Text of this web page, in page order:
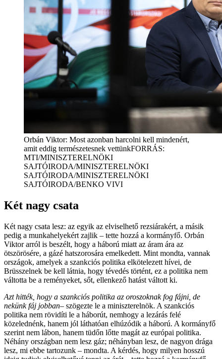
Orbán Viktor: Most azonban harcolni kell mindenért,
amit eddig természetesnek vettünkFORRÁS:
MTI/MINISZTERELNÖKI
SAJTÓIRODA/MINISZTERELNÖKI
SAJTÓIRODA/MINISZTERELNÖKI
SAJTÓIRODA/BENKO VIVI
Két nagy csata
Két nagy csata lesz: az egyik az elviselhető rezsiárakért, a másik
pedig a munkahelyekért zajlik – tette hozzá a kormányfő. Orbán
Viktor arról is beszélt, hogy a háború miatt az áram ára az
ötszörösére, a gázé hatszorosára emelkedett. Mint mondta, vannak
országok, amelyek a szankciós politika elkötelezett hívei, de
Brüsszelnek be kell látnia, hogy tévedés történt, ez a politika nem
váltotta be a reményeket, sőt, ellenkező hatást váltott ki.
Azt hitték, hogy a szankciós politika az oroszoknak fog fájni, de
nekünk fáj jobban– szögezte le a miniszterelnök. A szankciós
politika nem rövidíti le a háborút, nemhogy a lezárás felé
közelednénk, hanem jól láthatóan elhúzódik a háború. A kormányfő
szerint nem lábon, hanem tüdőn lőtte magát az európai politika.
Néhány országban nem lesz gáz; néhányban lesz, de nagyon drága
lesz, mi ebbe tartozunk – mondta. A kérdés, hogy milyen hosszú